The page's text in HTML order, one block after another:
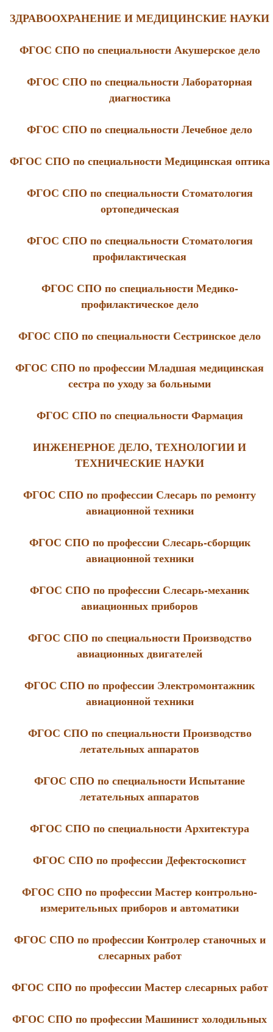
ЗДРАВООХРАНЕНИЕ И МЕДИЦИНСКИЕ НАУКИ
ФГОС СПО по специальности Акушерское дело
ФГОС СПО по специальности Лабораторная
диагностика
ФГОС СПО по специальности Лечебное дело
ФГОС СПО по специальности Медицинская оптика
ФГОС СПО по специальности Стоматология
ортопедическая
ФГОС СПО по специальности Стоматология
профилактическая
ФГОС СПО по специальности Медико-
профилактическое дело
ФГОС СПО по специальности Сестринское дело
ФГОС СПО по профессии Младшая медицинская
сестра по уходу за больными
ФГОС СПО по специальности Фармация
ИНЖЕНЕРНОЕ ДЕЛО, ТЕХНОЛОГИИ И
ТЕХНИЧЕСКИЕ НАУКИ
ФГОС СПО по профессии Слесарь по ремонту
авиационной техники
ФГОС СПО по профессии Слесарь-сборщик
авиационной техники
ФГОС СПО по профессии Слесарь-механик
авиационных приборов
ФГОС СПО по специальности Производство
авиационных двигателей
ФГОС СПО по профессии Электромонтажник
авиационной техники
ФГОС СПО по специальности Производство
летательных аппаратов
ФГОС СПО по специальности Испытание
летательных аппаратов
ФГОС СПО по специальности Архитектура
ФГОС СПО по профессии Дефектоскопист
ФГОС СПО по профессии Мастер контрольно-
измерительных приборов и автоматики
ФГОС СПО по профессии Контролер станочных и
слесарных работ
ФГОС СПО по профессии Мастер слесарных работ
ФГОС СПО по профессии Машинист холодильных